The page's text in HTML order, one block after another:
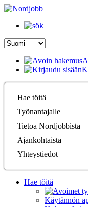
Hae töitä
Työnantajalle
Tietoa Nordjobbista
Ajankohtaista
Yhteystiedot
Hae töitä
Käytännön